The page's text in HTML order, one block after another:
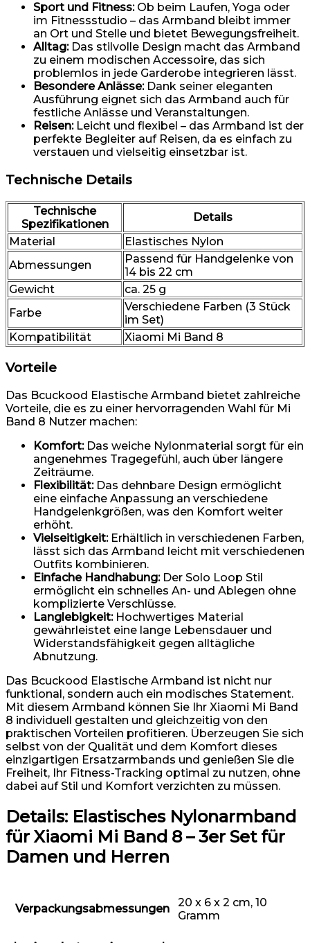
Sport und Fitness:Ob beim Laufen, Yoga oder
im Fitnessstudio – das Armband bleibt immer
an Ort und Stelle und bietet Bewegungsfreiheit.
Alltag:Das stilvolle Design macht das Armband
zu einem modischen Accessoire, das sich
problemlos in jede Garderobe integrieren lässt.
Besondere Anlässe:Dank seiner eleganten
Ausführung eignet sich das Armband auch für
festliche Anlässe und Veranstaltungen.
Reisen:Leicht und flexibel – das Armband ist der
perfekte Begleiter auf Reisen, da es einfach zu
verstauen und vielseitig einsetzbar ist.
Technische Details
Technische
Spezifikationen
Details
Material
Elastisches Nylon
Abmessungen
Passend für Handgelenke von
14 bis 22 cm
Gewicht
ca. 25 g
Farbe
Verschiedene Farben (3 Stück
im Set)
Kompatibilität
Xiaomi Mi Band 8
Vorteile
Das Bcuckood Elastische Armband bietet zahlreiche
Vorteile, die es zu einer hervorragenden Wahl für Mi
Band 8 Nutzer machen:
Komfort:Das weiche Nylonmaterial sorgt für ein
angenehmes Tragegefühl, auch über längere
Zeiträume.
Flexibilität:Das dehnbare Design ermöglicht
eine einfache Anpassung an verschiedene
Handgelenkgrößen, was den Komfort weiter
erhöht.
Vielseitigkeit:Erhältlich in verschiedenen Farben,
lässt sich das Armband leicht mit verschiedenen
Outfits kombinieren.
Einfache Handhabung:Der Solo Loop Stil
ermöglicht ein schnelles An- und Ablegen ohne
komplizierte Verschlüsse.
Langlebigkeit:Hochwertiges Material
gewährleistet eine lange Lebensdauer und
Widerstandsfähigkeit gegen alltägliche
Abnutzung.
Das Bcuckood Elastische Armband ist nicht nur
funktional, sondern auch ein modisches Statement.
Mit diesem Armband können Sie Ihr Xiaomi Mi Band
8 individuell gestalten und gleichzeitig von den
praktischen Vorteilen profitieren. Überzeugen Sie sich
selbst von der Qualität und dem Komfort dieses
einzigartigen Ersatzarmbands und genießen Sie die
Freiheit, Ihr Fitness-Tracking optimal zu nutzen, ohne
dabei auf Stil und Komfort verzichten zu müssen.
Details: Elastisches Nylonarmband
für Xiaomi Mi Band 8 – 3er Set für
Damen und Herren
Verpackungsabmessungen
20 x 6 x 2 cm, 10
Gramm